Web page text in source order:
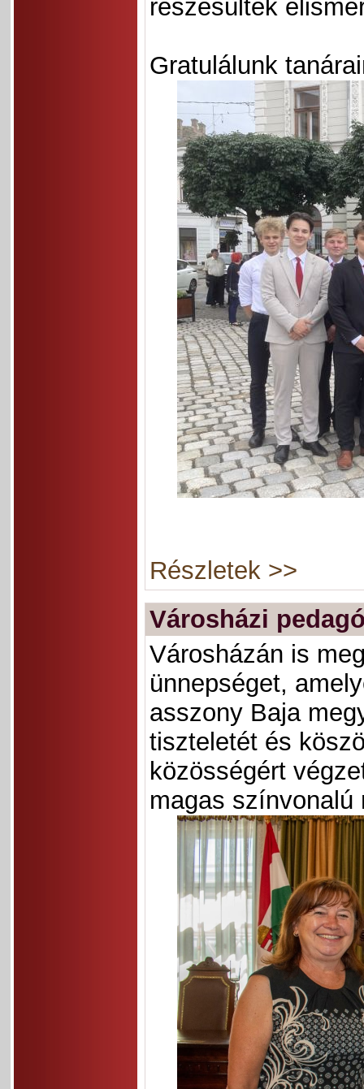
részesültek
Gratulálunk
Részletek >>
Városházi
Városházán is
ünnepséget,
asszony Baja
tiszteletét és
közösségért
magas színvonalú